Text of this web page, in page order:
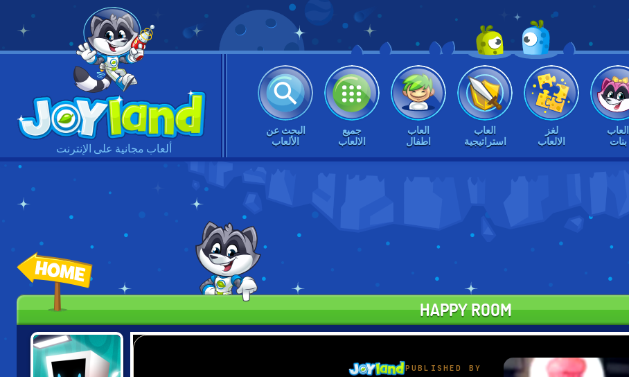
ألعاب مجانية على الإنترنت
العاب
بنات
لغز
الالعاب
العاب
استراتيجية
العاب
اطفال
جميع
الالعاب
البحث عن
الألعاب
HAPPY ROOM